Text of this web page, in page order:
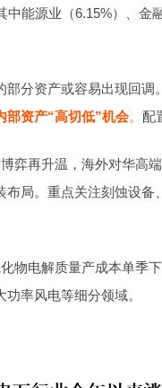
中能源业（6.15%）、金
部分资产或容易出现回
部资产“高切低”机会。 配
博弈再升温，海外对华高
局。重点关注刻蚀设
物电解质量产成本单季
率风电等细分领域。